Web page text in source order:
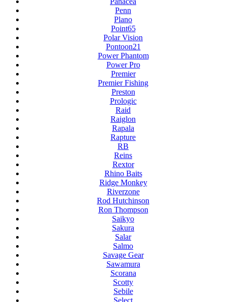
Penn
Plano
Point65
Polar Vision
Pontoon21
Power Phantom
Power Pro
Premier
Premier Fishing
Preston
Prologic
Raid
Raiglon
Rapala
Rapture
RB
Reins
Rextor
Rhino Baits
Ridge Monkey
Riverzone
Rod Hutchinson
Ron Thompson
Saikyo
Sakura
Salar
Salmo
Savage Gear
Sawamura
Scorana
Scotty
Sebile